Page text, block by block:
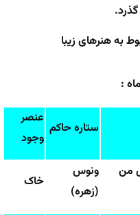
به هنرهای زیبا
:
ستاره حاکم
عنصر
وجود
من
ونوس
(زهره)
خاک